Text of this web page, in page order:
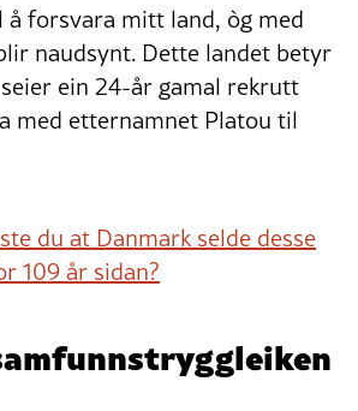
forsvara mitt land, òg med
naudsynt. Dette landet betyr
ein 24-år gamal rekrutt
med etternamnet Platou til
du at Danmark selde desse
109 år sidan?